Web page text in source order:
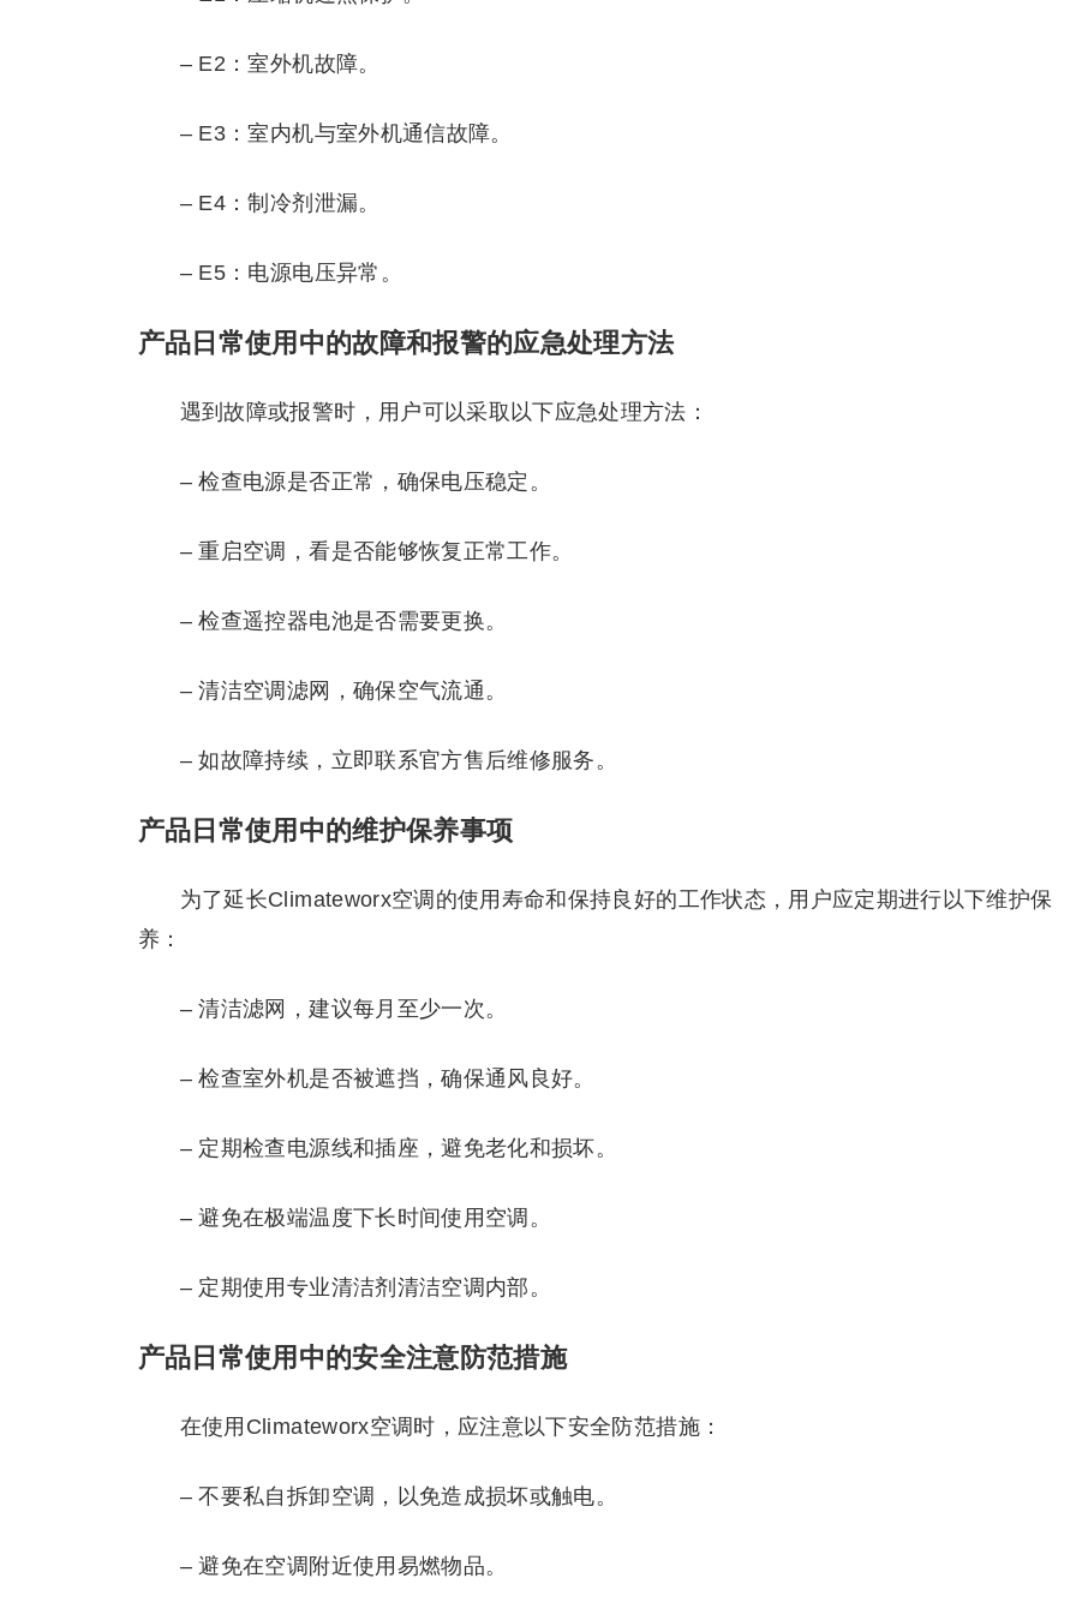
– E2：室外机故障。
– E3：室内机与室外机通信故障。
– E4：制冷剂泄漏。
– E5：电源电压异常。
产品日常使用中的故障和报警的应急处理方法
遇到故障或报警时，用户可以采取以下应急处理方法：
– 检查电源是否正常，确保电压稳定。
– 重启空调，看是否能够恢复正常工作。
– 检查遥控器电池是否需要更换。
– 清洁空调滤网，确保空气流通。
– 如故障持续，立即联系官方售后维修服务。
产品日常使用中的维护保养事项
为了延长Climateworx空调的使用寿命和保持良好的工作状态，用户应定期进行以下维护保
养：
– 清洁滤网，建议每月至少一次。
– 检查室外机是否被遮挡，确保通风良好。
– 定期检查电源线和插座，避免老化和损坏。
– 避免在极端温度下长时间使用空调。
– 定期使用专业清洁剂清洁空调内部。
产品日常使用中的安全注意防范措施
在使用Climateworx空调时，应注意以下安全防范措施：
– 不要私自拆卸空调，以免造成损坏或触电。
– 避免在空调附近使用易燃物品。